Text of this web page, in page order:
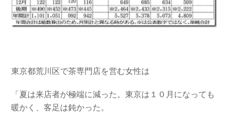
東京都荒川区で茶専門店を営む女性は
「夏は来店者が極端に減った。東京は１０月になっても
暖かく、客足は鈍かった。